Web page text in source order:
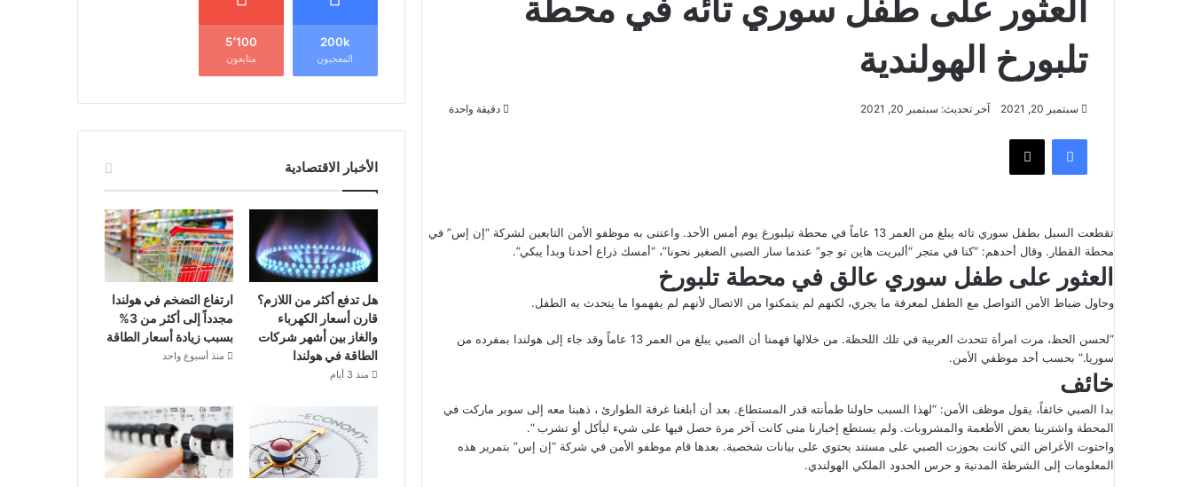
العثور على طفل سوري تائه في محطة
تلبورخ الهولندية
سبتمبر 20, 2021 آخر تحديث: سبتمبر 20, 2021 دقيقة واحدة
فيسبوك ‫X
تقطعت السبل بطفل سوري تائه يبلغ من العمر 13 عاماً في محطة تيلبورغ يوم أمس الأحد. واعتنى به موظفو الأمن التابعين لشركة “إن إس” في
محطة القطار. وقال أحدهم: “كنا في متجر “ألبريت هاين تو جو” عندما سار الصبي الصغير نحونا”، “أمسك ذراع أحدنا وبدأ يبكي”.
العثور على طفل سوري عالق في محطة تلبورخ
وحاول ضباط الأمن التواصل مع الطفل لمعرفة ما يجري، لكنهم لم يتمكنوا من الاتصال لأنهم لم يفهموا ما يتحدث به الطفل.
“لحسن الحظ، مرت امرأة تتحدث العربية في تلك اللحظة. من خلالها فهمنا أن الصبي يبلغ من العمر 13 عاماً وقد جاء إلى هولندا بمفرده من
سوريا.” بحسب أحد موظفي الأمن.
خائف
بدا الصبي خائفاً، يقول موظف الأمن: “لهذا السبب حاولنا طمأنته قدر المستطاع. بعد أن أبلغنا غرفة الطوارئ ، ذهبنا معه إلى سوبر ماركت في
المحطة واشترينا بعض الأطعمة والمشروبات. ولم يستطع إخبارنا متى كانت آخر مرة حصل فيها على شيء ليأكل أو تشرب “.
واحتوت الأغراض التي كانت بحوزت الصبي على مستند يحتوي على بيانات شخصية. بعدها قام موظفو الأمن في شركة “إن إس” بتمرير هذه
المعلومات إلى الشرطة المدنية و حرس الحدود الملكي الهولندي.
200k
المعجبون
5٬100
متابعون
الأخبار الاقتصادية
هل تدفع أكثر من اللازم؟
قارن أسعار الكهرباء
والغاز بين أشهر شركات
الطاقة في هولندا
منذ 3 أيام
ارتفاع التضخم في هولندا
مجدداً إلى أكثر من 3%
بسبب زيادة أسعار الطاقة
منذ أسبوع واحد